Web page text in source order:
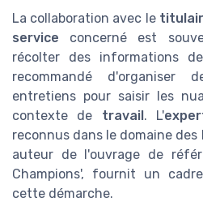
La collaboration avec le
service concerné est
récolter des informations
recommandé d'organiser
entretiens pour saisir les
contexte de travail. L'
reconnus dans le domaine des
auteur de l'ouvrage de
Champions', fournit un
cette démarche.